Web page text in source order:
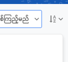
ကြည့်မည်